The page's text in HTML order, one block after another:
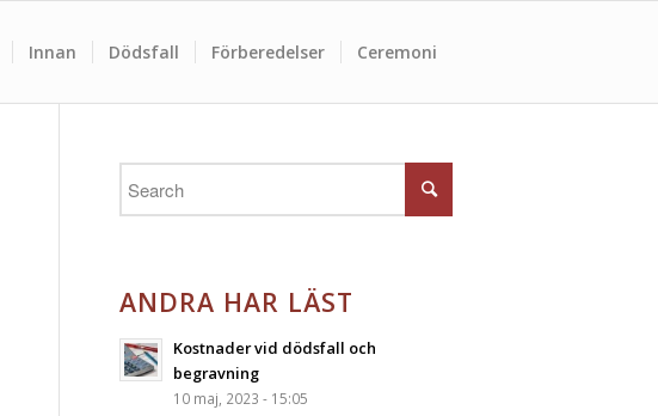
Innan Dödsfall Förberedelser Ceremoni
ANDRA HAR LÄST
Kostnader vid dödsfall och
begravning
10 maj, 2023 - 15:05